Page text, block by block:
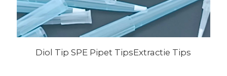
Diol Tip SPE Pipet TipsExtractie Tips